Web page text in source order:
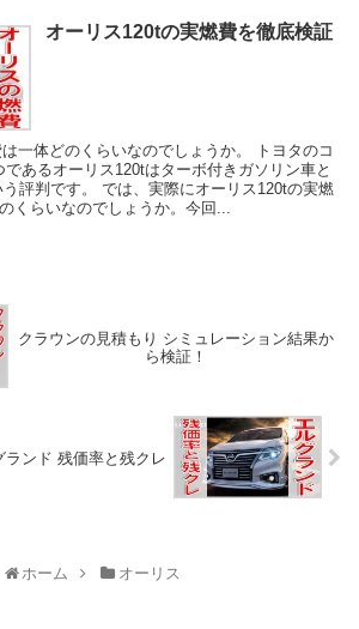
オーリス120tの実燃費を徹底検証
一体どのくらいなのでしょうか。 トヨタのコ
あるオーリス120tはターボ付きガソリン車と
評判です。 では、実際にオーリス120tの実燃
くらいなのでしょうか。今回...
クラウンの見積もり シミュレーション結果か
ら検証！
ランド 残価率と残クレ
ホーム オーリス